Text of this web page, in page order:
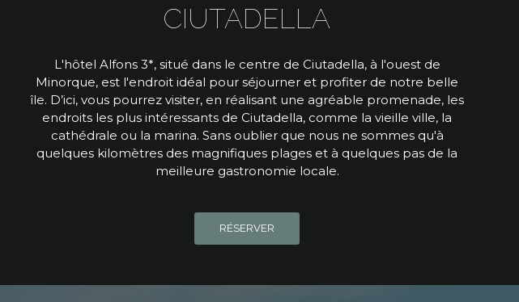
CIUTADELLA
L'hôtel Alfons 3*, situé dans le centre de Ciutadella, à l'ouest de
Minorque, est l'endroit idéal pour séjourner et profiter de notre belle
île. D’ici, vous pourrez visiter, en réalisant une agréable promenade, les
endroits les plus intéressants de Ciutadella, comme la vieille ville, la
cathédrale ou la marina. Sans oublier que nous ne sommes qu'à
quelques kilomètres des magnifiques plages et à quelques pas de la
meilleure gastronomie locale.
RÉSERVER